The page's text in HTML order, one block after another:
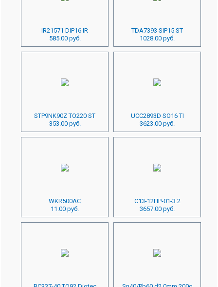
IR21571 DIP16 IR
585.00 руб.
TDA7393 SIP15 ST
1028.00 руб.
STP9NK90Z TO220 ST
353.00 руб.
UCC2893D SO16 TI
3623.00 руб.
WKR500AC
11.00 руб.
С13-12ПР-01-3.2
3657.00 руб.